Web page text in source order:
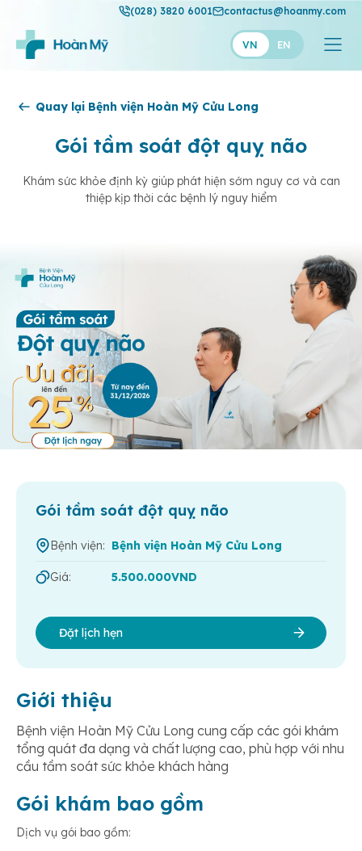
(028) 3820 6001 contactus@hoanmy.com
VN EN
Hoàn Mỹ
Thuận Mỹ
Quay lại Bệnh viện Hoàn Mỹ Cửu Long
Gói tầm soát đột quỵ não
Khám sức khỏe định kỳ giúp phát hiện sớm nguy cơ và can
thiệp kịp thời các bệnh lý nguy hiểm
Giới thiệu
Bệnh viện Hoàn Mỹ Cửu Long cung cấp các gói khám
tổng quát đa dạng và chất lượng cao, phù hợp với nhu
cầu tầm soát sức khỏe khách hàng
Gói khám bao gồm
Dịch vụ gói bao gồm:
Gói tầm soát đột quỵ não
Bệnh viện: Bệnh viện Hoàn Mỹ Cửu Long
Giá: 5.500.000VND
Đặt lịch hẹn